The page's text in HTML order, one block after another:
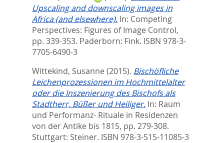
Upscaling and downscaling images in
Africa (and elsewhere). In: Competing
Perspectives: Figures of Image Control,
pp. 339-353. Paderborn: Fink. ISBN 978-3-
7705-6490-3
Wittekind, Susanne (2015). Bischöfliche
Leichenprozessionen im Hochmittelalter
oder die Inszenierung des Bischofs als
Stadtherr, Büßer und Heiliger. In: Raum
und Performanz- Rituale in Residenzen
von der Antike bis 1815, pp. 279-308.
Stuttgart: Steiner. ISBN 978-3-515-11085-3